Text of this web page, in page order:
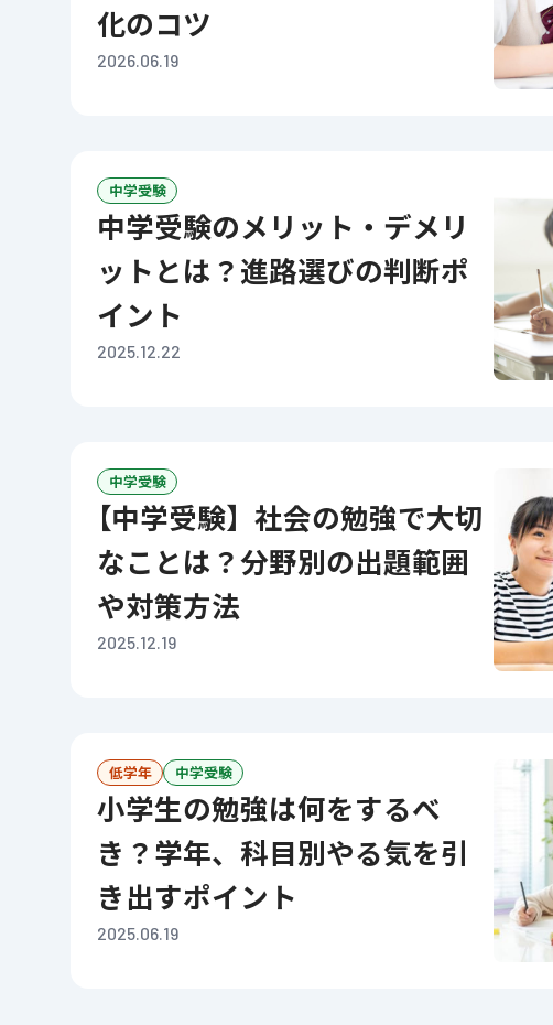
化のコツ
2026.06.19
中学受験
中学受験のメリット・デメリ
ットとは？進路選びの判断ポ
イント
2025.12.22
中学受験
【中学受験】社会の勉強で大切
なことは？分野別の出題範囲
や対策方法
2025.12.19
低学年 中学受験
小学生の勉強は何をするべ
き？学年、科目別やる気を引
き出すポイント
2025.06.19